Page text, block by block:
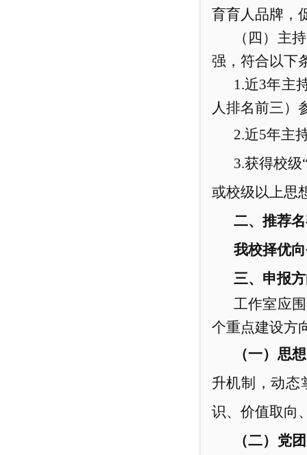
育育人品牌，
（四）主
强，符合以下
1.近3年主
人排名前三）
2.近5年主
3.获得校
或校级以上思
二、推荐
我校择优
三、 申报
工作室应
个重点建设方
（一）思
升机制，动态
识、价值取向
（二）党